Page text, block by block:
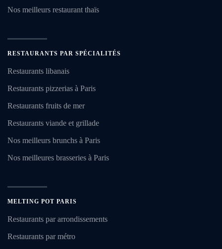
Nos meilleurs restaurant thaïs
RESTAURANTS PAR SPÉCIALITÉS
Restaurants libanais
Restaurants pizzerias à Paris
Restaurants fruits de mer
Restaurants viande et grillade
Nos meilleurs brunchs à Paris
Nos meilleures brasseries à Paris
MELTING POT PARIS
Restaurants par arrondissements
Restaurants par métro